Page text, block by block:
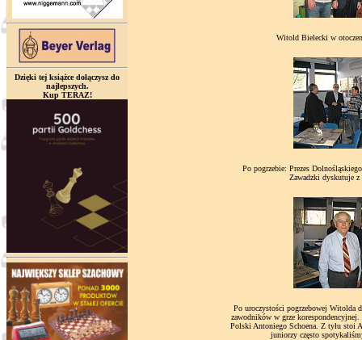
Dzięki tej książce dołączysz do
najlepszych.
Kup TERAZ!
Witold Bielecki w
Po pogrzebie: Prezes
Zawadzki dyskutuje z
Po uroczystości pogrzebowej Witolda
zawodników w grze
Polski Antoniego Schoena. Z tyłu stoi
juniorzy często